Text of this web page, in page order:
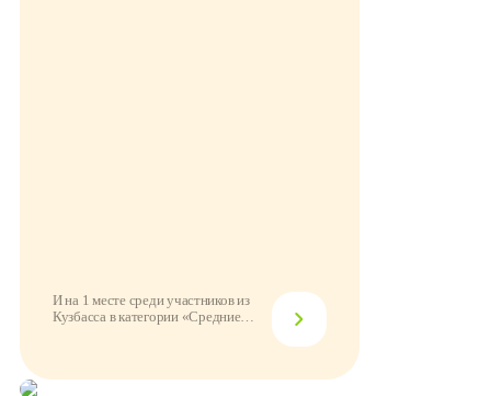
И на 1 месте среди участников из
Кузбасса в категории «Средние